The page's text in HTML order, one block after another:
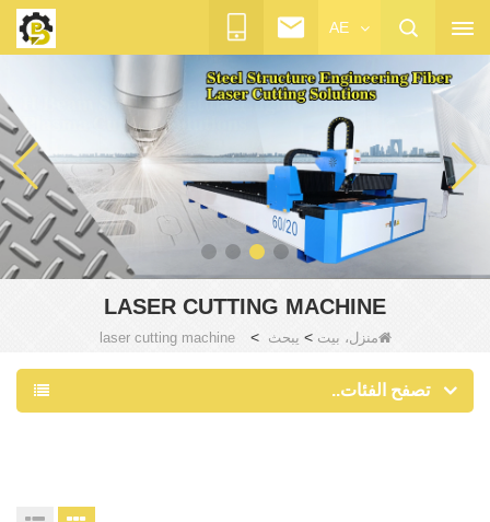
AE
LASER CUTTING MACHINE
منزل، بيت > يبحث >
laser cutting machine
تصفح الفئات..